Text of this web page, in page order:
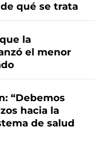
qué se trata
la
el menor
“Debemos
hacia la
de salud